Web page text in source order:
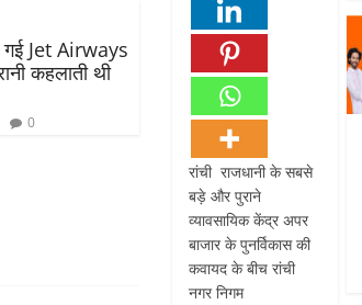
गई Jet Airways
कहलाती थी
0
रांची राजधानी के सबसे
बड़े और पुराने
व्यावसायिक केंद्र अपर
बाजार के पुनर्विकास की
कवायद के बीच रांची
नगर निगम